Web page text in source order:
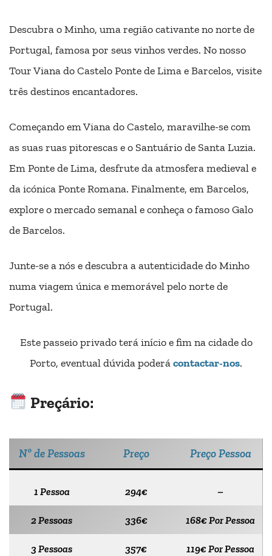
Descubra o Minho, uma região cativante no norte de
Portugal, famosa por seus vinhos verdes. No nosso
Tour Viana do Castelo Ponte de Lima e Barcelos, visite
três destinos encantadores.
Começando em Viana do Castelo, maravilhe-se com
as suas ruas pitorescas e o Santuário de Santa Luzia.
Em Ponte de Lima, desfrute da atmosfera medieval e
da icónica Ponte Romana. Finalmente, em Barcelos,
explore o mercado semanal e conheça o famoso Galo
de Barcelos.
Junte-se a nós e descubra a autenticidade do Minho
numa viagem única e memorável pelo norte de
Portugal.
Este passeio privado terá início e fim na cidade do
Porto, eventual dúvida poderácontactar-nos.
Preçário:
Nº de Pessoas Preço Preço Pessoa
1 Pessoa 294€ –
2 Pessoas 336€ 168€ Por Pessoa
3 Pessoas 357€ 119€ Por Pessoa